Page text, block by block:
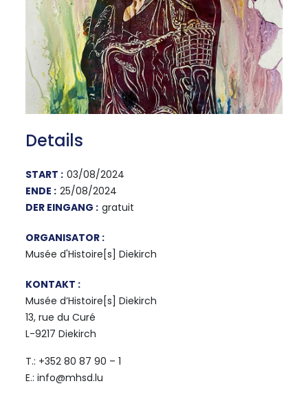
Details
START : 03/08/2024
ENDE : 25/08/2024
DER EINGANG : gratuit
ORGANISATOR :
Musée d'Histoire[s] Diekirch
KONTAKT :
Musée d’Histoire[s] Diekirch
13, rue du Curé
L-9217 Diekirch
T.: +352 80 87 90 – 1
E.: info@mhsd.lu